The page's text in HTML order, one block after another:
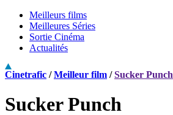
Meilleurs films
Meilleures Séries
Sortie Cinéma
Actualités
Cinetrafic /Meilleur film /Sucker Punch
Sucker Punch